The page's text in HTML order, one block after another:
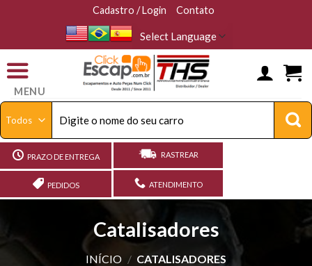
Cadastro / Login Contato
MENU
por:
PRAZO DE ENTREGA
PEDIDOS
RASTREAR
ATENDIMENTO
Catalisadores
INÍCIO / CATALISADORES